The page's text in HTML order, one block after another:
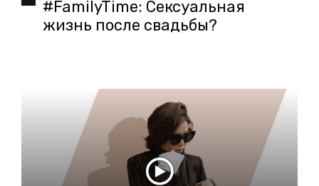
#FamilyTime: Сексуальная
жизнь после свадьбы?